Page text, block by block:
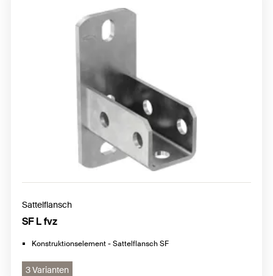
Sattelflansch
SF L fvz
Konstruktionselement - Sattelflansch SF
3 Varianten